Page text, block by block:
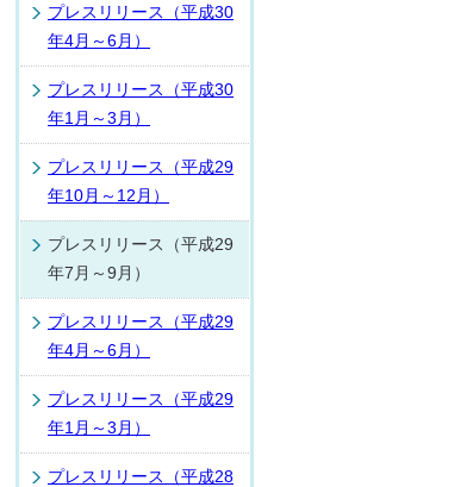
プレスリリース（平成30
年4月～6月）
プレスリリース（平成30
年1月～3月）
プレスリリース（平成29
年10月～12月）
プレスリリース（平成29
年7月～9月）
プレスリリース（平成29
年4月～6月）
プレスリリース（平成29
年1月～3月）
プレスリリース（平成28